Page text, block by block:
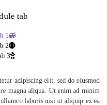
tab
1
2
3
adipiscing elit, sed do eiusmod
magna aliqua. Ut enim ad minim
laboris nisi ut aliquip ex ea